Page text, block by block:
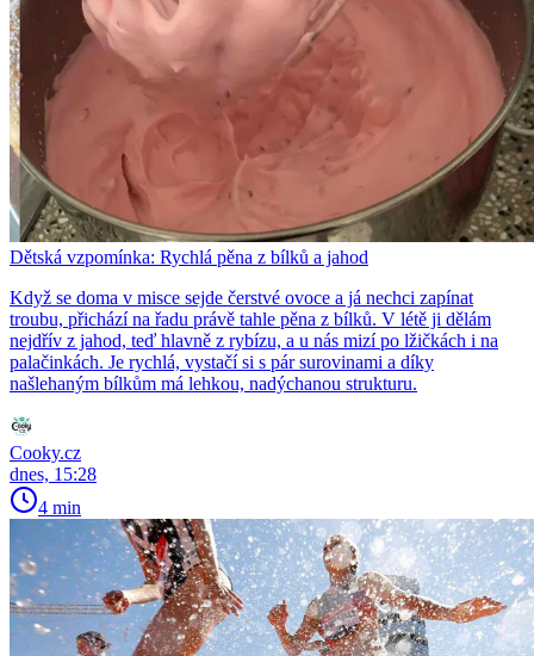
Dětská vzpomínka: Rychlá pěna z bílků a jahod
Když se doma v misce sejde čerstvé ovoce a já nechci zapínat
troubu, přichází na řadu právě tahle pěna z bílků. V létě ji dělám
nejdřív z jahod, teď hlavně z rybízu, a u nás mizí po lžičkách i na
palačinkách. Je rychlá, vystačí si s pár surovinami a díky
našlehaným bílkům má lehkou, nadýchanou strukturu.
Cooky.cz
dnes, 15:28
4 min